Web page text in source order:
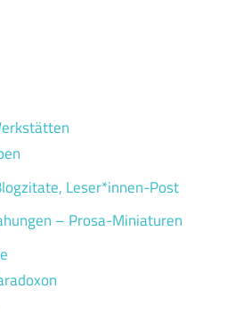
Leser*innen-Post
– Prosa-Miniaturen